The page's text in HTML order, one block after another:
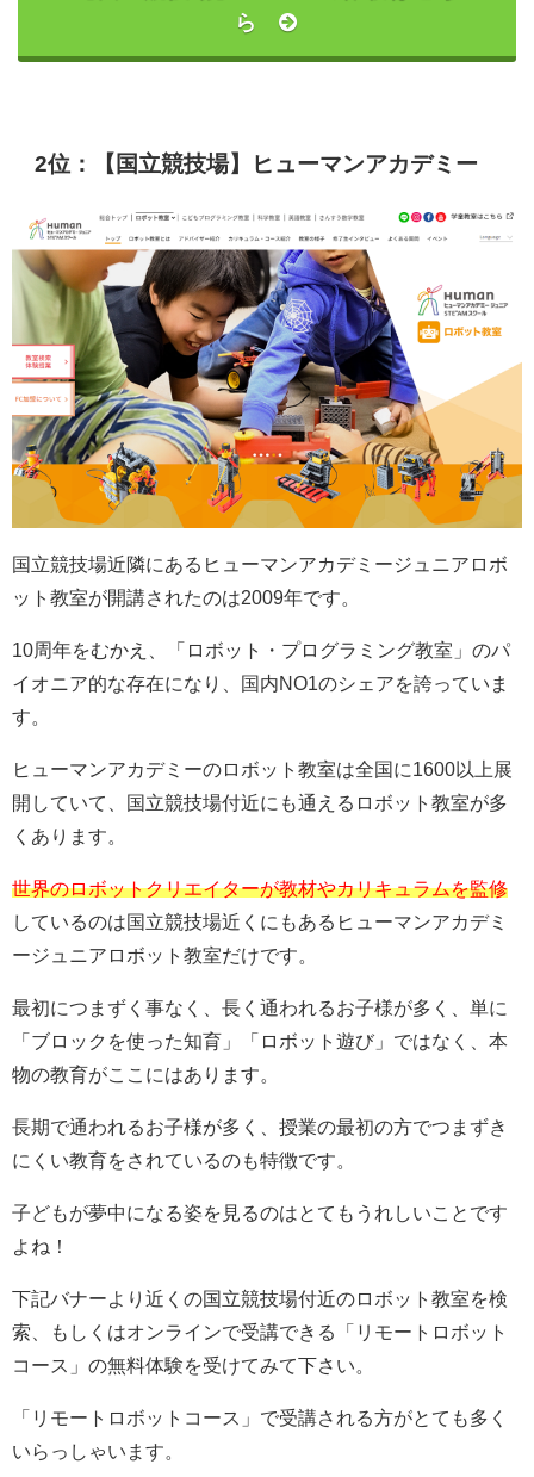
ら
2位：【国立競技場】ヒューマンアカデミー
国立競技場近隣にあるヒューマンアカデミージュニアロボ
ット教室が開講されたのは2009年です。
10周年をむかえ、「ロボット・プログラミング教室」のパ
イオニア的な存在になり、国内NO1のシェアを誇っていま
す。
ヒューマンアカデミーのロボット教室は全国に1600以上展
開していて、国立競技場付近にも通えるロボット教室が多
くあります。
世界のロボットクリエイターが教材やカリキュラムを監修
しているのは国立競技場近くにもあるヒューマンアカデミ
ージュニアロボット教室だけです。
最初につまずく事なく、長く通われるお子様が多く、単に
「ブロックを使った知育」「ロボット遊び」ではなく、本
物の教育がここにはあります。
長期で通われるお子様が多く、授業の最初の方でつまずき
にくい教育をされているのも特徴です。
子どもが夢中になる姿を見るのはとてもうれしいことです
よね！
下記バナーより近くの国立競技場付近のロボット教室を検
索、もしくはオンラインで受講できる「リモートロボット
コース」の無料体験を受けてみて下さい。
「リモートロボットコース」で受講される方がとても多く
いらっしゃいます。